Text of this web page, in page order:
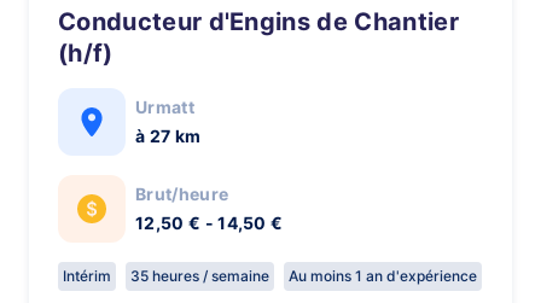
Conducteur d'Engins de Chantier
(h/f)
Urmatt
à 27 km
Brut/heure
12,50 € - 14,50 €
Intérim 35 heures / semaine Au moins 1 an d'expérience